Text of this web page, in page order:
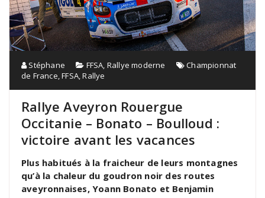
Stéphane FFSA, Rallye moderne
Championnat
de France,FFSA,Rallye
Rallye Aveyron Rouergue
Occitanie – Bonato – Boulloud :
victoire avant les vacances
Plus habitués à la fraicheur de leurs montagnes
qu’à la chaleur du goudron noir des routes
aveyronnaises, Yoann Bonato et Benjamin